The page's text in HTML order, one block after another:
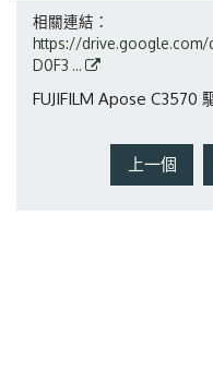
相關連結：
https://drive.google.com/
D0F3 ...
FUJIFILM Apose C3570
上一個